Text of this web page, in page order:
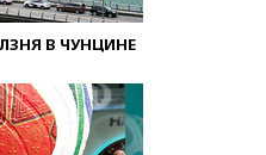
В ЧУНЦИНЕ